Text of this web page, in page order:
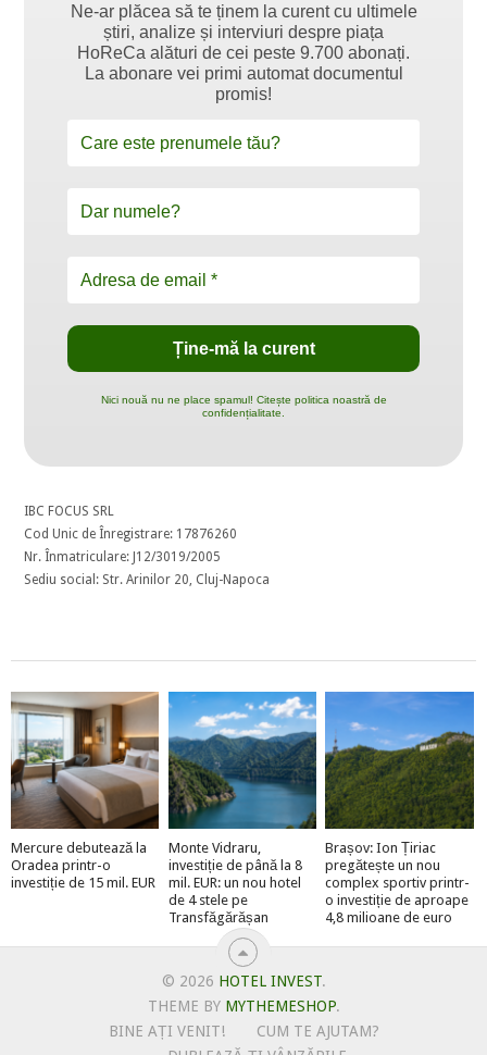
Ne-ar plăcea să te ținem la curent cu ultimele
știri, analize și interviuri despre piața
HoReCa alături de cei peste 9.700 abonați.
La abonare vei primi automat documentul
promis!
Nici nouă nu ne place spamul! Citește politica noastră de
confidențialitate.
IBC FOCUS SRL
Cod Unic de Înregistrare: 17876260
Nr. Înmatriculare: J12/3019/2005
Sediu social: Str. Arinilor 20, Cluj-Napoca
Mercure debutează la
Oradea printr-o
investiție de 15 mil. EUR
Monte Vidraru,
investiție de până la 8
mil. EUR: un nou hotel
de 4 stele pe
Transfăgărășan
Brașov: Ion Țiriac
pregătește un nou
complex sportiv printr-
o investiție de aproape
4,8 milioane de euro
© 2026 HOTEL INVEST.
THEME BY MYTHEMESHOP.
BINE AȚI VENIT!
CUM TE AJUTAM?